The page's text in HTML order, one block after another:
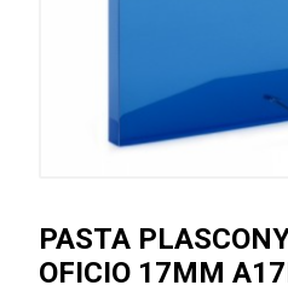
PASTA
OFICIO 17MM